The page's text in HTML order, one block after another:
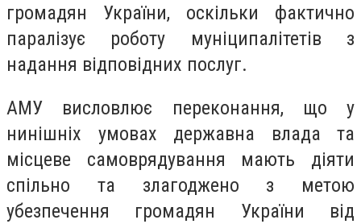
громадян України, оскільки фактично
паралізує роботу муніципалітетів з
надання відповідних послуг.
АМУ висловлює переконання, що у
нинішніх умовах державна влада та
місцеве самоврядування мають діяти
спільно та злагоджено з метою
убезпечення громадян України від